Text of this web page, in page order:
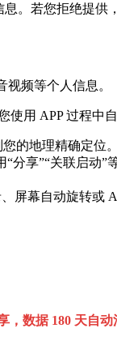
。若您拒绝提供
频等个人信息。
使用 APP 过程中
的地理精确定位。
分享”“关联启动
屏幕自动旋转或
数据 180 天自动